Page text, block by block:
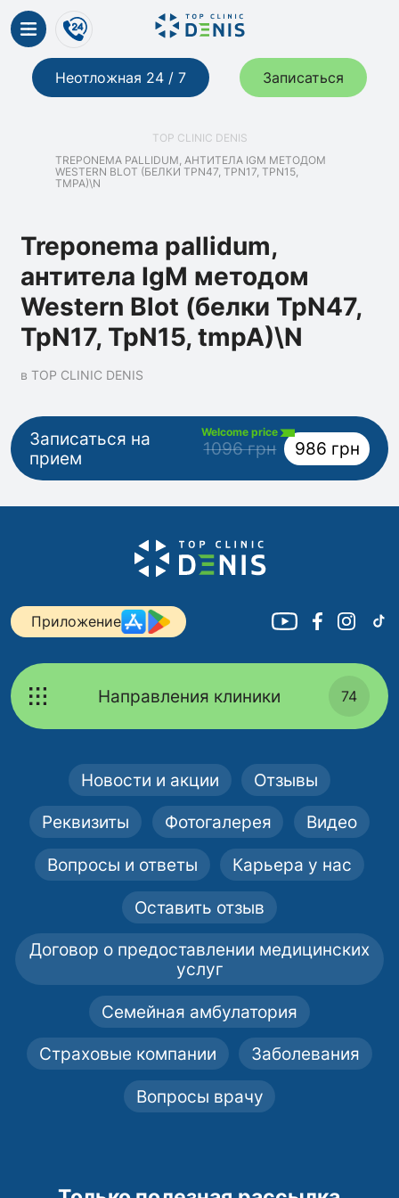
Неотложная 24 / 7 Записаться
TOP CLINIC DENIS
TREPONEMA PALLIDUM, АНТИТЕЛА IGМ МЕТОДОМ
WESTERN BLOT (БЕЛКИ ТРN47, ТРN17, ТРN15,
TMPA)\N
Treponema pallidum,
антитела IgМ методом
Western Blot (белки ТрN47,
ТрN17, ТрN15, tmpA)\N
в TOP CLINIC DENIS
Записаться на
прием
Welcome price
1096 грн 986 грн
Приложение
Направления клиники 74
Новости и акции Отзывы
Реквизиты Фотогалерея Видео
Вопросы и ответы Карьера у нас
Оставить отзыв
Договор о предоставлении медицинских
услуг
Семейная амбулатория
Страховые компании Заболевания
Вопросы врачу